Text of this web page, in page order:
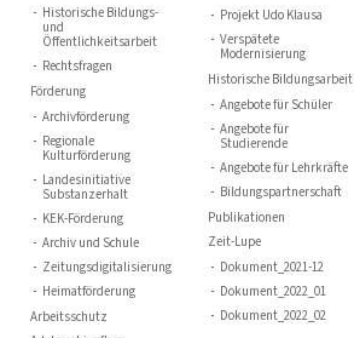
Historische Bildungs-
und
Öffentlichkeitsarbeit
Rechtsfragen
Förderung
Archivförderung
Regionale
Kulturförderung
Landesinitiative
Substanzerhalt
KEK-Förderung
Archiv und Schule
Zeitungsdigitalisierung
Heimatförderung
Arbeitsschutz
Projekt Udo Klausa
Verspätete
Modernisierung
Historische Bildungsarbeit
Angebote für Schüler
Angebote für
Studierende
Angebote für Lehrkräfte
Bildungspartnerschaft
Publikationen
Zeit-Lupe
Dokument_2021-12
Dokument_2022_01
Dokument_2022_02